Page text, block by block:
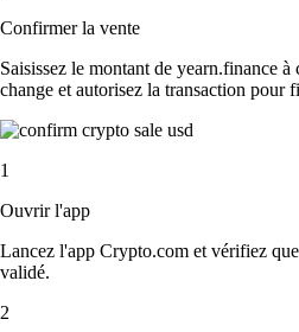
Confirmer la vente
Saisissez le montant de yearn.finance
change et autorisez la transaction pour
1
Ouvrir l'app
Lancez l'app Crypto.com et vérifiez
validé.
2